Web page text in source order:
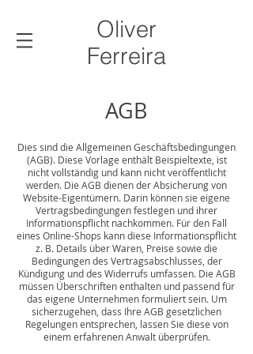
Oliver
Ferreira
Dies sind die Allgemeinen Geschäftsbedingungen
(AGB). Diese Vorlage enthält Beispieltexte, ist
nicht vollständig und kann nicht veröffentlicht
werden. Die AGB dienen der Absicherung von
Website-Eigentümern. Darin können sie eigene
Vertragsbedingungen festlegen und ihrer
Informationspflicht nachkommen. Für den Fall
eines Online-Shops kann diese Informationspflicht
z. B. Details über Waren, Preise sowie die
Bedingungen des Vertragsabschlusses, der
Kündigung und des Widerrufs umfassen. Die AGB
müssen Überschriften enthalten und passend für
das eigene Unternehmen formuliert sein. Um
sicherzugehen, dass Ihre AGB gesetzlichen
Regelungen entsprechen, lassen Sie diese von
einem erfahrenen Anwalt überprüfen.
AGB